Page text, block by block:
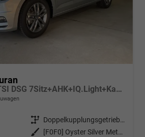
Comfortline 1.5 TSI DSG 7Sitz+AHK+IQ.Light+Kamera+Navi+eHeck+Keyless+Sitzheiz
Getriebe
Doppelkupplungsgetriebe (DSG)
Außenfarbe
[F0F0] Oyster Silver Metallic